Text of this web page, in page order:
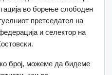
во борење слободен
претседател на
и селектор на
број, можеме да бидеме